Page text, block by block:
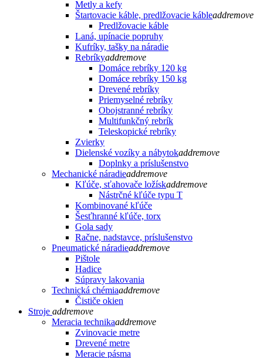
Metly a kefy
Štartovacie káble, predlžovacie kábleaddremove
Predlžovacie káble
Laná, upínacie popruhy
Kufríky, tašky na náradie
Rebríkyaddremove
Domáce rebríky 120 kg
Domáce rebríky 150 kg
Drevené rebríky
Priemyselné rebríky
Obojstranné rebríky
Multifunkčný rebrík
Teleskopické rebríky
Zvierky
Dielenské vozíky a nábytokaddremove
Doplnky a príslušenstvo
Mechanické náradieaddremove
Kľúče, sťahovače ložískaddremove
Nástrčné kľúče typu T
Kombinované kľúče
Šesťhranné kľúče, torx
Gola sady
Račne, nadstavce, príslušenstvo
Pneumatické náradieaddremove
Pištole
Hadice
Súpravy lakovania
Technická chémiaaddremove
Čističe okien
Stroje addremove
Meracia technikaaddremove
Zvinovacie metre
Drevené metre
Meracie pásma